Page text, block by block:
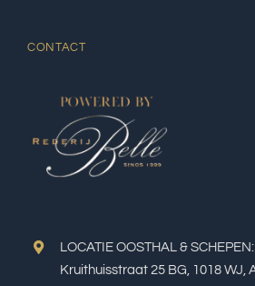
CONTACT
LOCATIE OOSTHAL & SCHEPEN:
Kruithuisstraat 25 BG, 1018 WJ,